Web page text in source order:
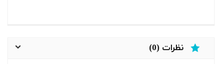
نظرات (0)